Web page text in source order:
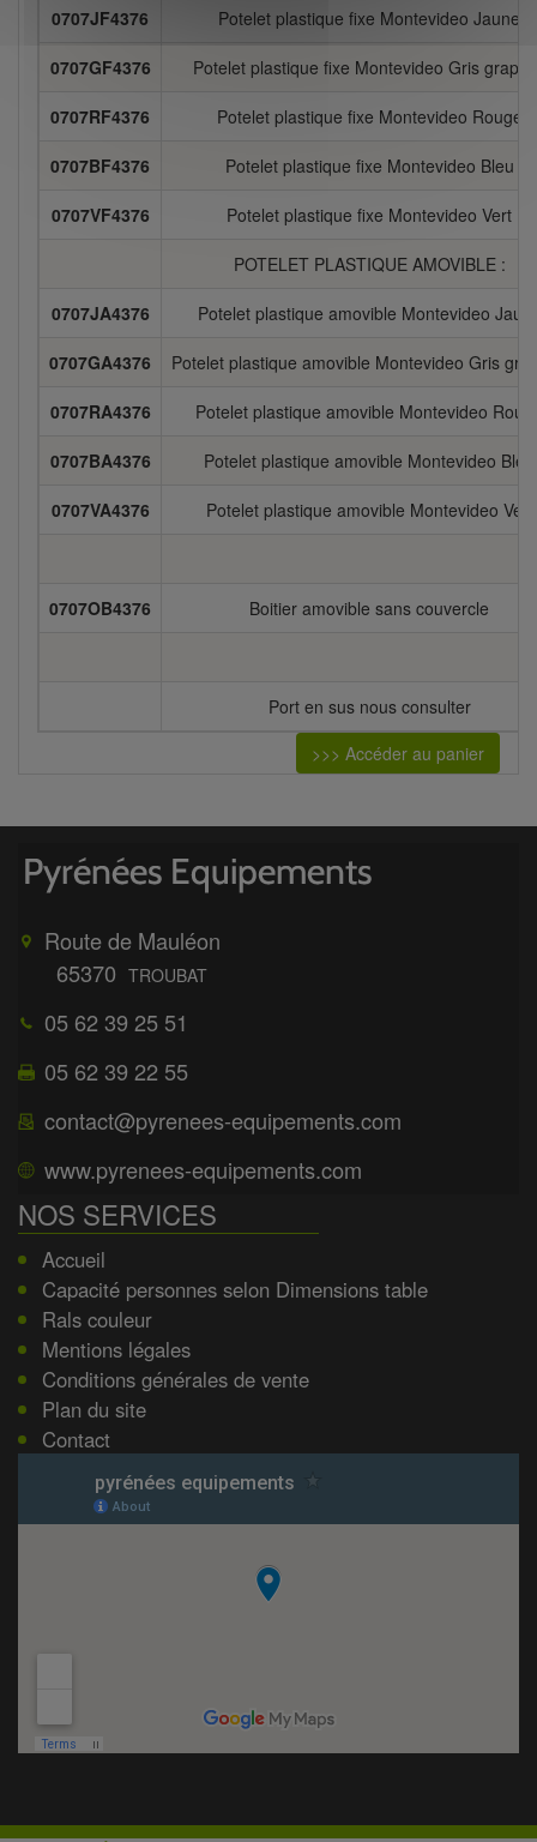
0707JF4376 Potelet plastique fixe Montevideo Jaune
0707GF4376 Potelet plastique fixe Montevideo Gris
0707RF4376 Potelet plastique fixe Montevideo Rouge
0707BF4376 Potelet plastique fixe Montevideo Bleu
0707VF4376 Potelet plastique fixe Montevideo Vert
POTELET PLASTIQUE AMOVIBLE :
0707JA4376 Potelet plastique amovible Montevideo
0707GA4376 Potelet plastique amovible Montevideo Gris
0707RA4376 Potelet plastique amovible Montevideo
0707BA4376 Potelet plastique amovible Montevideo Bleu
0707VA4376 Potelet plastique amovible Montevideo Vert
0707OB4376 Boitier amovible sans couvercle
Port en sus nous consulter
>>> Accéder au panier
Route de Mauléon
65370 TROUBAT
05 62 39 25 51
05 62 39 22 55
contact@pyrenees-equipements.com
www.pyrenees-equipements.com
NOS SERVICES
Accueil
Capacité personnes selon Dimensions table
Rals couleur
Mentions légales
Conditions générales de vente
Plan du site
Contact